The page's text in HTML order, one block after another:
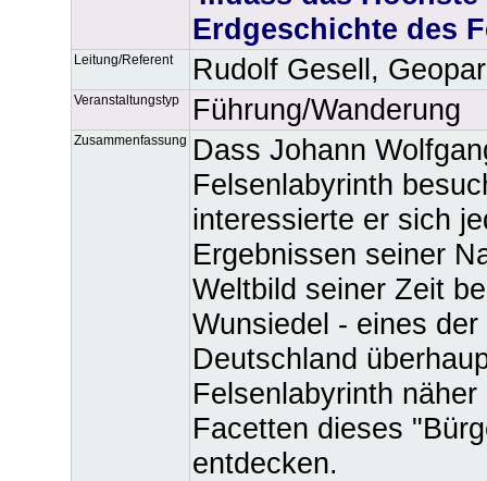
Erdgeschichte des
Leitung/Referent Rudolf Gesell,
Veranstaltungstyp Führung/Wanderung
Zusammenfassung
Dass Johann
Felsenlabyrinth
interessierte er sich
Ergebnissen seiner
Weltbild seiner Zeit
Wunsiedel - eines
Deutschland
Felsenlabyrinth
Facetten dieses
entdecken.